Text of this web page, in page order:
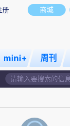
商城
册
mini+ 周刊